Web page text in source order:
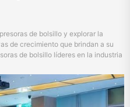
de bolsillo y explorar la
de crecimiento que brindan a su
de bolsillo líderes en la industria